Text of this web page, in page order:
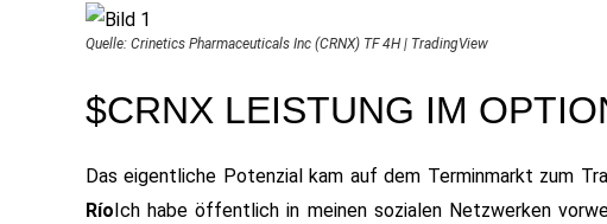
Quelle: Crinetics Pharmaceuticals Inc (CRNX) TF 4H | TradingView
$CRNX LEISTUNG IM
Das eigentliche Potenzial kam auf dem Terminmarkt zum
RíoIch habe öffentlich in meinen sozialen Netzwerken